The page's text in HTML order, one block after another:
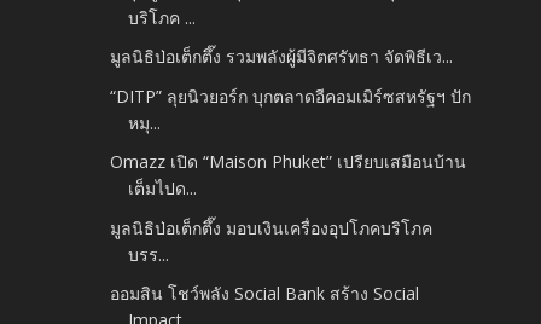
บริโภค ...
มูลนิธิป่อเต็กตึ๊ง รวมพลังผู้มีจิตศรัทธา จัดพิธีเว...
“DITP” ลุยนิวยอร์ก บุกตลาดอีคอมเมิร์ซสหรัฐฯ ปัก
หมุ...
Omazz เปิด “Maison Phuket” เปรียบเสมือนบ้าน
เต็มไปด...
มูลนิธิป่อเต็กตึ๊ง มอบเงินเครื่องอุปโภคบริโภค​
บรร...
ออมสิน โชว์พลัง Social Bank สร้าง Social